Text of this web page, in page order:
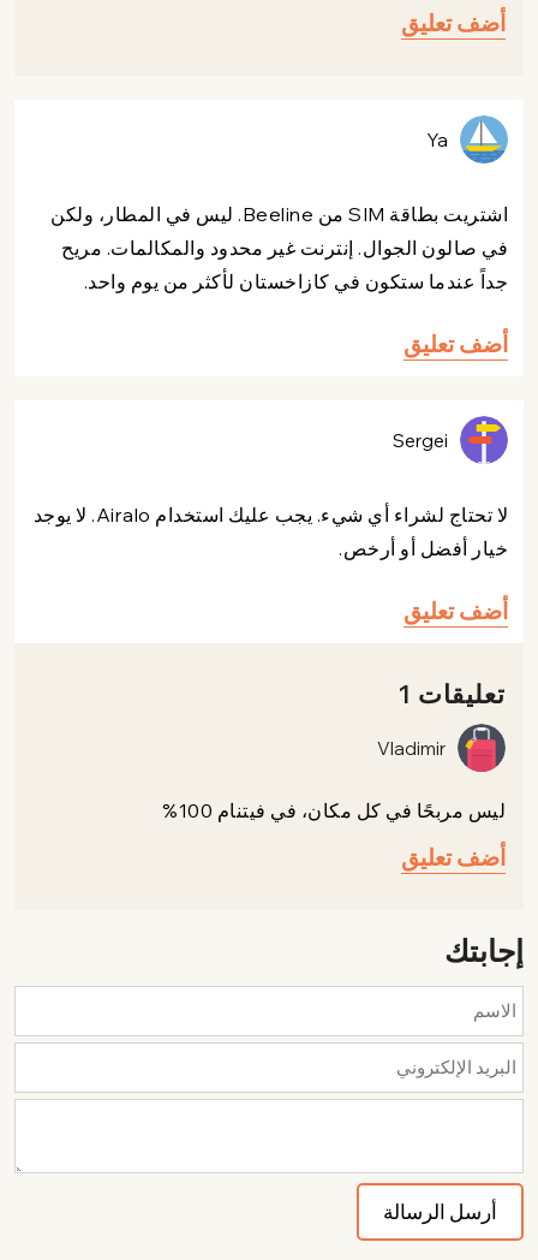
أضف تعليق
Ya
اشتريت بطاقة SIM من Beeline. ليس في المطار، ولكن
في صالون الجوال. إنترنت غير محدود والمكالمات. مريح
جداً عندما ستكون في كازاخستان لأكثر من يوم واحد.
أضف تعليق
Sergei
لا تحتاج لشراء أي شيء. يجب عليك استخدام Airalo. لا يوجد
خيار أفضل أو أرخص.
أضف تعليق
تعليقات 1
Vladimir
ليس مربحًا في كل مكان، في فيتنام 100%
أضف تعليق
إجابتك